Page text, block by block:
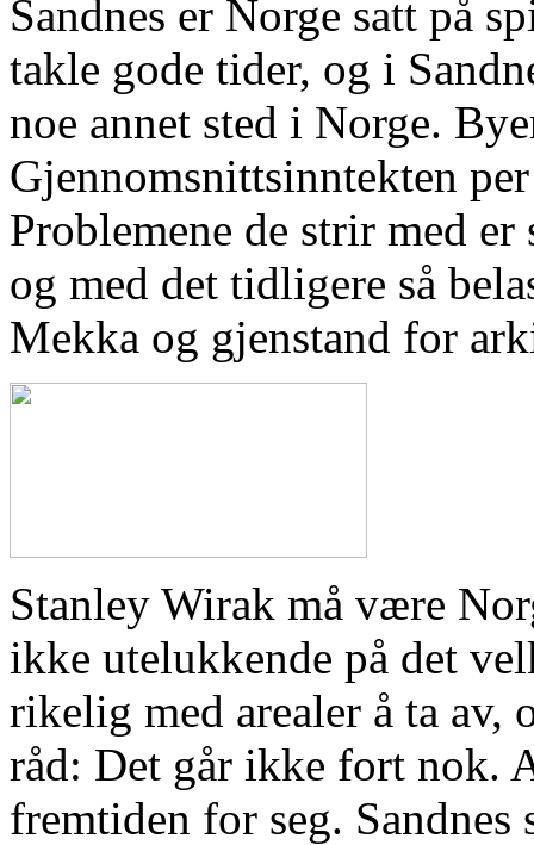
Sandnes er Norge satt på
takle gode tider, og i
noe annet sted i Norge.
Gjennomsnittsinntekten
Problemene de strir med
og med det tidligere så
Mekka og gjenstand for
Stanley Wirak må være
ikke utelukkende på det
rikelig med arealer å ta av,
råd: Det går ikke fort nok.
fremtiden for seg. Sandnes